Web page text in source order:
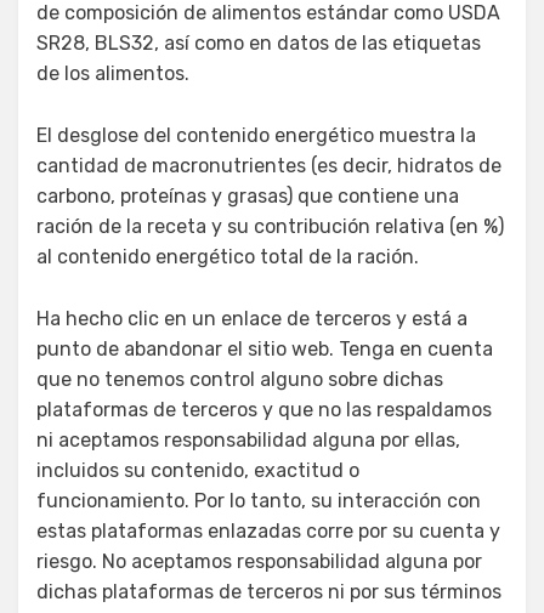
de composición de alimentos estándar como USDA
SR28, BLS32, así como en datos de las etiquetas
de los alimentos.
El desglose del contenido energético muestra la
cantidad de macronutrientes (es decir, hidratos de
carbono, proteínas y grasas) que contiene una
ración de la receta y su contribución relativa (en %)
al contenido energético total de la ración.
Ha hecho clic en un enlace de terceros y está a
punto de abandonar el sitio web. Tenga en cuenta
que no tenemos control alguno sobre dichas
plataformas de terceros y que no las respaldamos
ni aceptamos responsabilidad alguna por ellas,
incluidos su contenido, exactitud o
funcionamiento. Por lo tanto, su interacción con
estas plataformas enlazadas corre por su cuenta y
riesgo. No aceptamos responsabilidad alguna por
dichas plataformas de terceros ni por sus términos